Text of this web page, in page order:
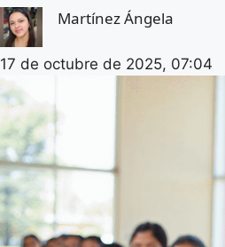
Martínez Ángela
17 de octubre de 2025, 07:04